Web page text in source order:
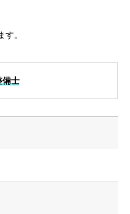
。
備士